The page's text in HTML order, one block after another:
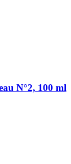
N°2, 100 ml